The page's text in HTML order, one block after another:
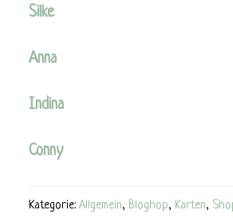
Silke
Anna
Indina
Conny
Kategorie: Allgemein, Bloghop, Karten,